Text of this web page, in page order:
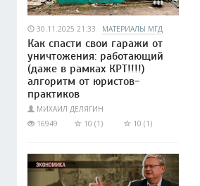
30.11.2025 21:33 МАТЕРИАЛЫ МГД
Как спасти свои гаражи от
уничтожения: работающий
(даже в рамках КРТ!!!!)
алгоритм от юристов-
практиков
МИХАИЛ ДЕЛЯГИН
16949
10 (1) 10 (1)